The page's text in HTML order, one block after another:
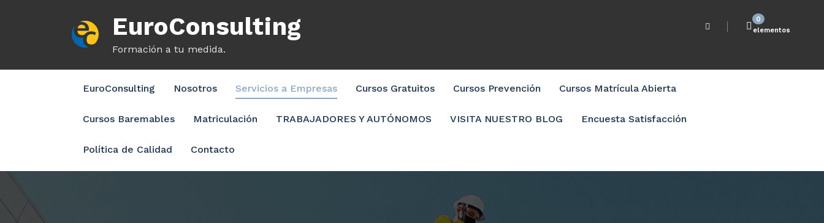
EuroConsulting
Formación a tu medida.
0
elementos
EuroConsulting Nosotros Servicios a Empresas Cursos Gratuitos Cursos Prevención Cursos Matrícula Abierta
Cursos Baremables Matriculación TRABAJADORES Y AUTÓNOMOS VISITA NUESTRO BLOG Encuesta Satisfacción
Política de Calidad Contacto